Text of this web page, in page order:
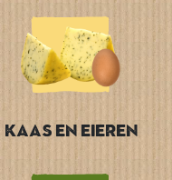
Kaas en Eieren